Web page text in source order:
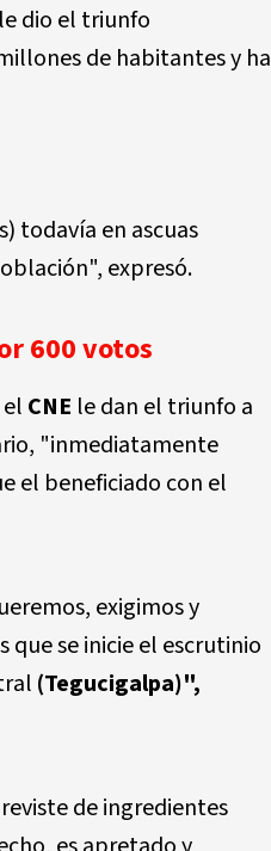
dio el triunfo
de habitantes y ha
todavía en ascuas
expresó.
600 votos
CNE le dan el triunfo a
"inmediatamente
el beneficiado con el
exigimos y
que se inicie el escrutinio
(Tegucigalpa)",
de ingredientes